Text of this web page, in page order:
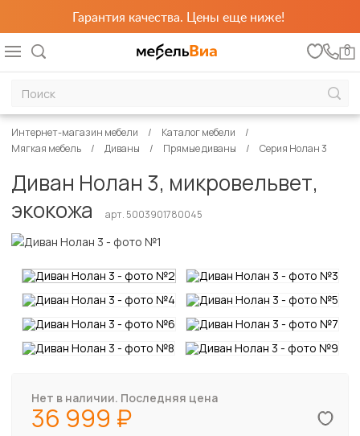
Гарантия качества. Цены еще ниже!
0
Интернет-магазин мебели
Каталог мебели
Мягкая мебель
Диваны Прямые диваны Серия Нолан 3
Диван Нолан 3, микровельвет,
экокожа
арт. 5003901780045
Нет в наличии. Последняя цена
36 999